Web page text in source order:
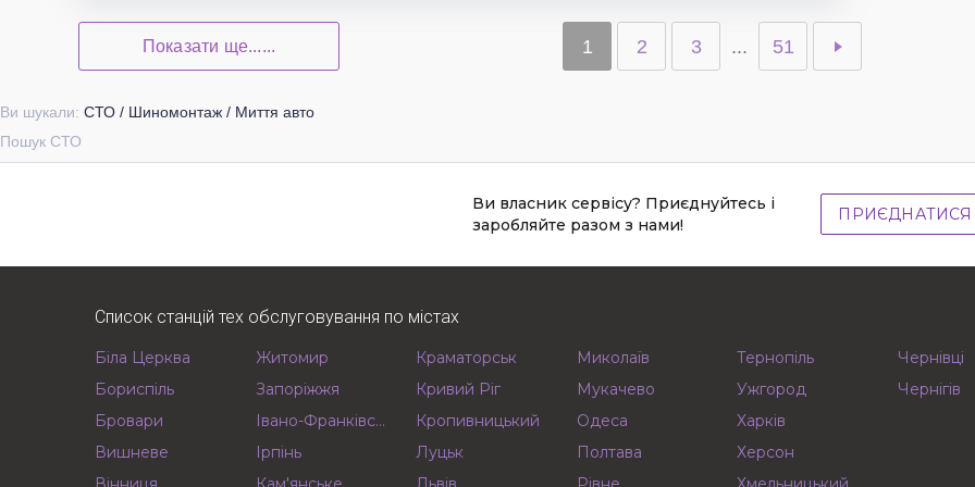
Показати ще...... 1 2 3 ... 51
Ви шукали: СТО / Шиномонтаж / Миття авто
Пошук СТО
Ви власник сервісу? Приєднуйтесь і
заробляйте разом з нами!
ПРИЄДНАТИСЯ
Список станцій тех обслуговування по містах
Біла Церква
Бориспіль
Бровари
Вишневе
Житомир
Запоріжжя
Івано-Франківськ
Ірпінь
Краматорськ
Кривий Ріг
Кропивницький
Луцьк
Миколаїв
Мукачево
Одеса
Полтава
Тернопіль
Ужгород
Харків
Херсон
Чернівці
Чернігів